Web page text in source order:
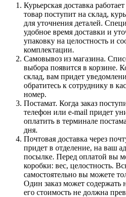
Курьерская доставка
товар поступит на склад,
для уточнения деталей.
удобное время доставки и
упаковку на целостность и
комплектации.
Самовывоз из магазина.
выбора появится в корзине.
склад, вам придет
обратитесь к сотруднику в
номер.
Постамат. Когда заказ
телефон или e-mail придет
оплатить в терминале
дня.
Почтовая доставка через
придет в отделение, на ваш
посылке. Перед оплатой вы
коробки: вес, целостность.
самостоятельно вы можете
Один заказ может содержать
его стоимость не должна